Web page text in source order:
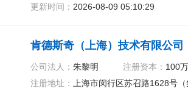
更新时间： 2026-08-09 05:10:29
肯德斯奇（上海）技术有限公司
公司法人： 朱黎明 注册资本： 100
注册地址：
上海市闵行区苏召路1628号（